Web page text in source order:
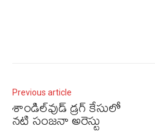
Previous article
శాండిల్‌వుడ్‌ డ్రగ్‌ కేసులో
నటి సంజనా అరెస్టు